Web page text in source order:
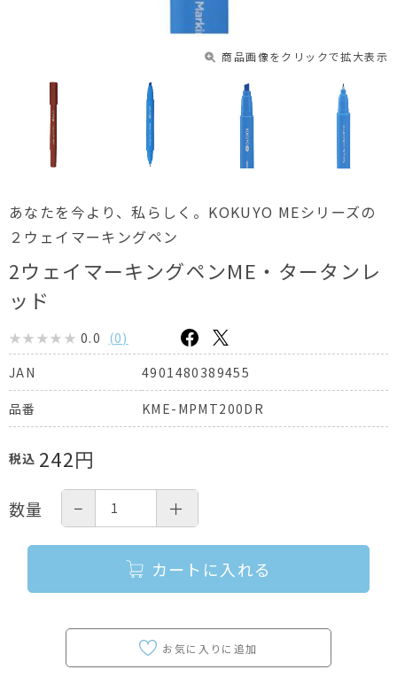
商品画像をクリックで拡大表示
あなたを今より、私らしく。KOKUYO MEシリーズの
２ウェイマーキングペン
2ウェイマーキングペンME・タータンレ
ッド
0.0 (0)
JAN
4901480389455
品番 KME-MPMT200DR
税込 242円
数量 − ＋
カートに入れる